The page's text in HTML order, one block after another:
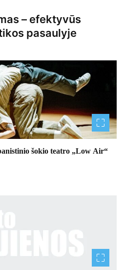
– efektyvūs
pasaulyje
šokio teatro „Low Air“